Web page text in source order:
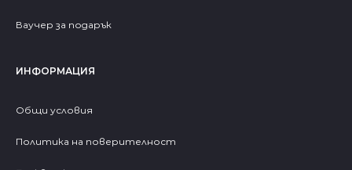
Ваучер за подарък
ИНФОРМАЦИЯ
Общи условия
Политика на поверителност